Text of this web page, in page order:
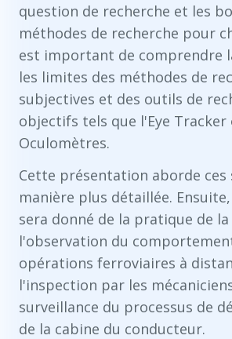
question de recherche et les
méthodes de recherche pour
est important de comprendre
les limites des méthodes de
subjectives et des outils de
objectifs tels que l'Eye Tracker
Oculomètres.
Cette présentation aborde ces
manière plus détaillée.
sera donné de la pratique de
l'observation du
opérations ferroviaires à
l'inspection par les
surveillance du processus de
de la cabine du conducteur.